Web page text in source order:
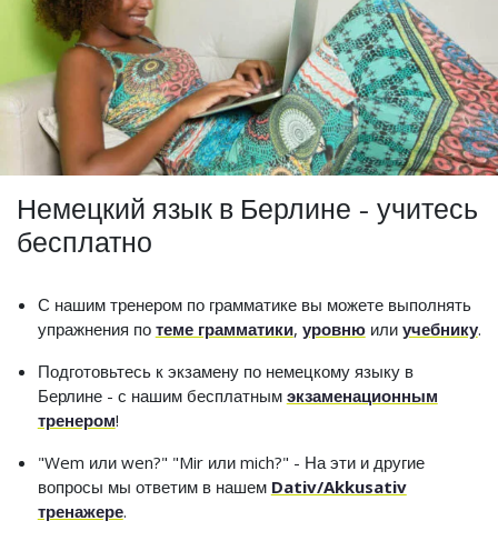
Немецкий язык в Берлине - учитесь
бесплатно
С нашим тренером по грамматике вы можете выполнять
упражнения по теме грамматики, уровнюили учебнику.
Подготовьтесь к экзамену по немецкому языку в
Берлине - с нашим бесплатным экзаменационным
тренером!
"Wem или wen?" "Mir или mich?" - На эти и другие
вопросы мы ответим в нашем Dativ/Akkusativ
тренажере.